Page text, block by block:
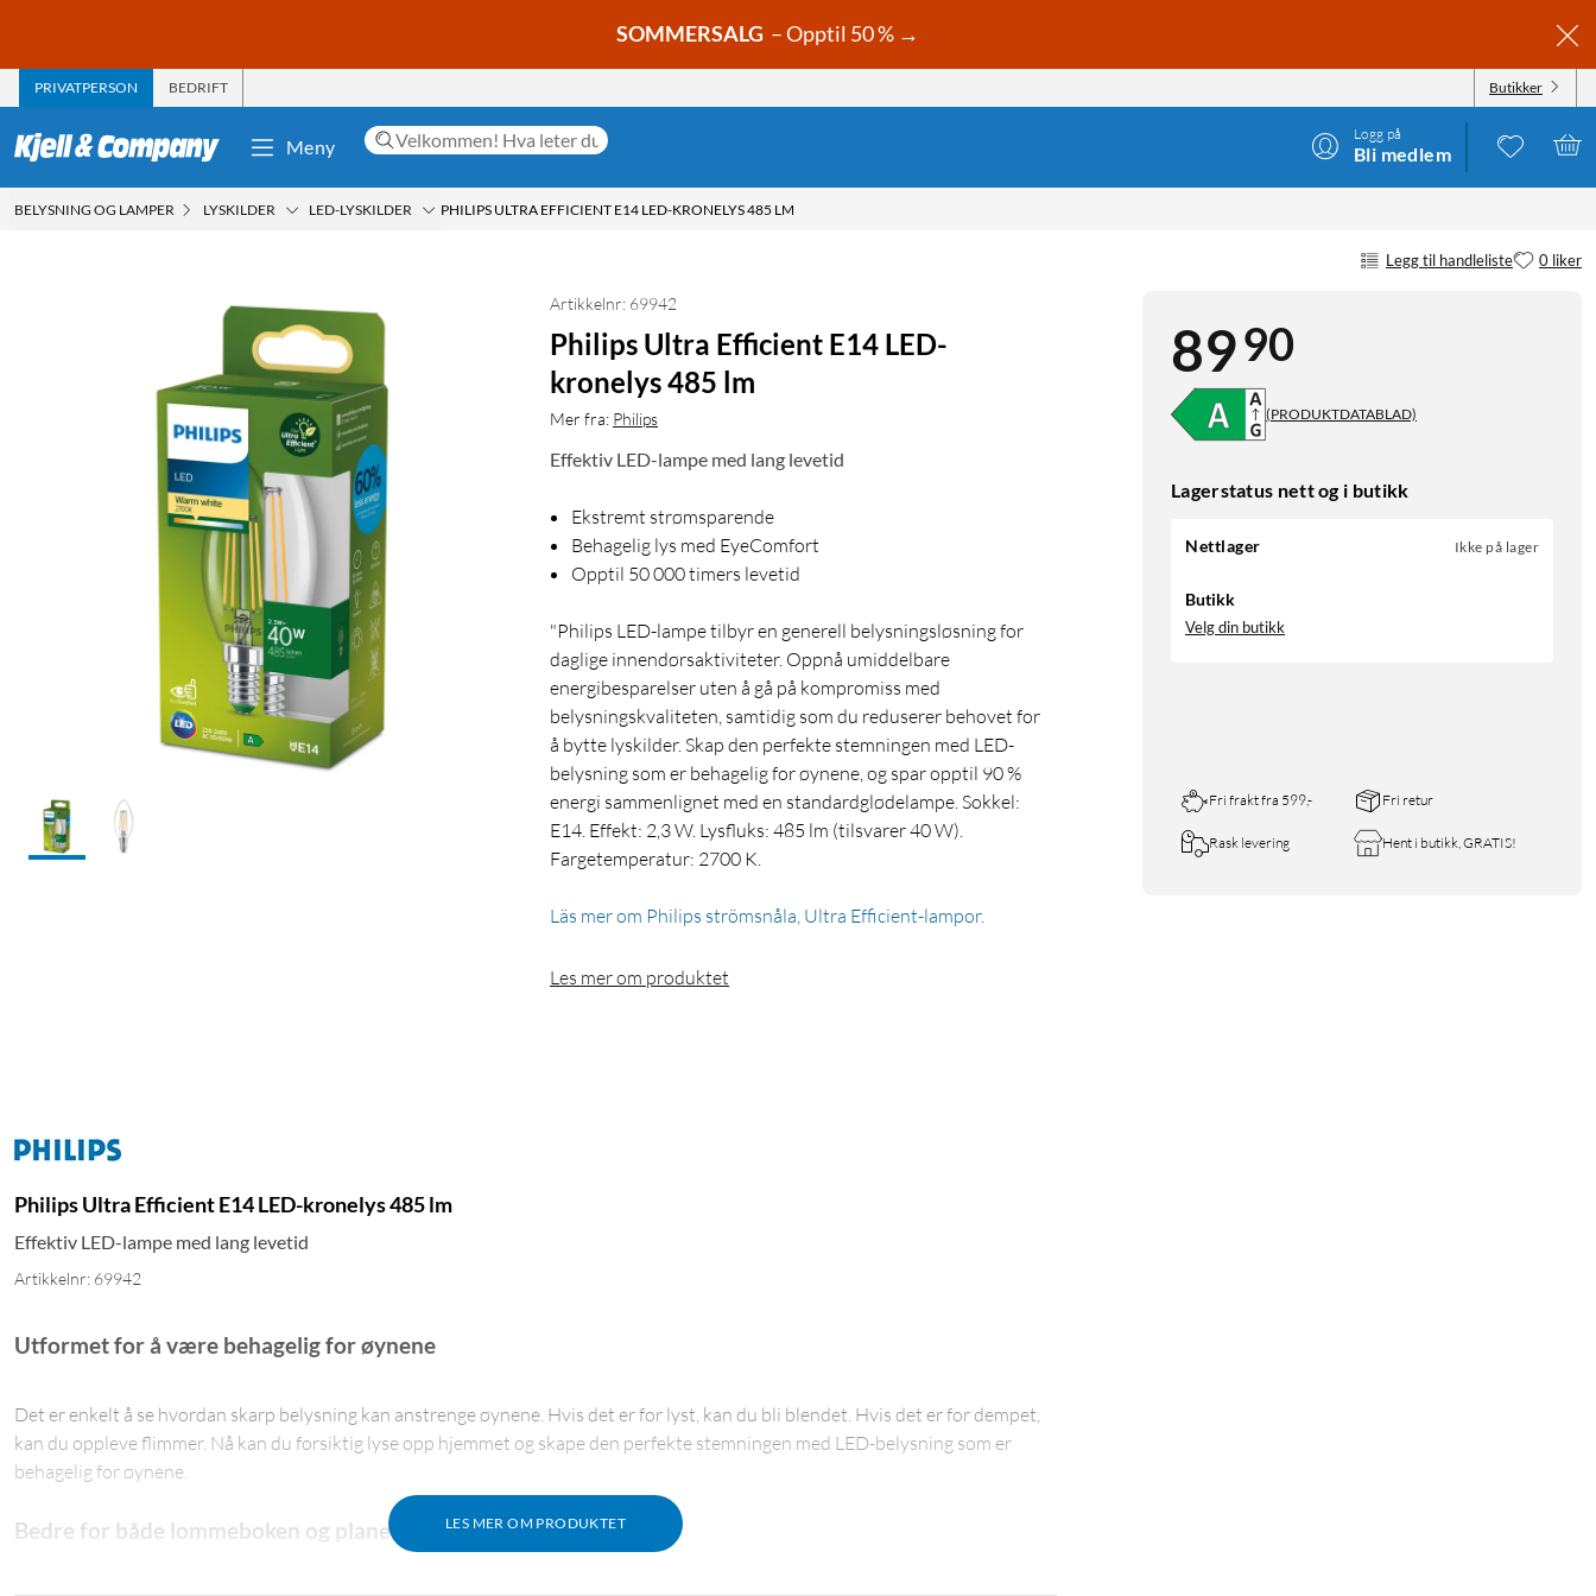
SOMMERSALG – Opptil 50 % →
PRIVATPERSON BEDRIFT Butikker
Meny
Logg på
Bli medlem
BELYSNING OG LAMPER LYSKILDER LED-LYSKILDER PHILIPS ULTRA EFFICIENT E14 LED-KRONELYS 485 LM
Legg til handleliste 0 liker
8990
(PRODUKTDATABLAD)
Lagerstatus nett og i butikk
Nettlager Ikke på lager
Butikk
Velg din butikk
Fri frakt fra 599,- Fri retur
Rask levering Hent i butikk, GRATIS!
Artikkelnr: 69942
Philips Ultra Efficient E14 LED-
kronelys 485 lm
Mer fra: Philips
Effektiv LED-lampe med lang levetid
Ekstremt strømsparende
Behagelig lys med EyeComfort
Opptil 50 000 timers levetid
"Philips LED-lampe tilbyr en generell belysningsløsning for
daglige innendørsaktiviteter. Oppnå umiddelbare
energibesparelser uten å gå på kompromiss med
belysningskvaliteten, samtidig som du reduserer behovet for
å bytte lyskilder. Skap den perfekte stemningen med LED-
belysning som er behagelig for øynene, og spar opptil 90 %
energi sammenlignet med en standardglødelampe. Sokkel:
E14. Effekt: 2,3 W. Lysfluks: 485 lm (tilsvarer 40 W).
Fargetemperatur: 2700 K.
Läs mer om Philips strömsnåla, Ultra Efficient-lampor.
Les mer om produktet
Philips Ultra Efficient E14 LED-kronelys 485 lm
Effektiv LED-lampe med lang levetid
Artikkelnr: 69942
LES MER OM PRODUKTET
Utformet for å være behagelig for øynene
Det er enkelt å se hvordan skarp belysning kan anstrenge øynene. Hvis det er for lyst, kan du bli blendet. Hvis det er for dempet,
kan du oppleve flimmer. Nå kan du forsiktig lyse opp hjemmet og skape den perfekte stemningen med LED-belysning som er
behagelig for øynene.
Bedre for både lommeboken og planeten